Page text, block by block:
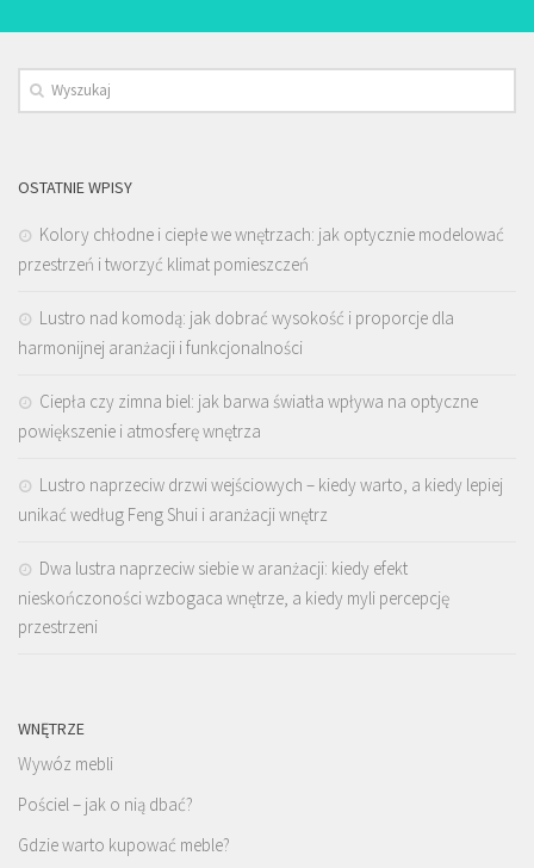
OSTATNIE WPISY
Kolory chłodne i ciepłe we wnętrzach: jak optycznie modelować
przestrzeń i tworzyć klimat pomieszczeń
Lustro nad komodą: jak dobrać wysokość i proporcje dla
harmonijnej aranżacji i funkcjonalności
Ciepła czy zimna biel: jak barwa światła wpływa na optyczne
powiększenie i atmosferę wnętrza
Lustro naprzeciw drzwi wejściowych – kiedy warto, a kiedy lepiej
unikać według Feng Shui i aranżacji wnętrz
Dwa lustra naprzeciw siebie w aranżacji: kiedy efekt
nieskończoności wzbogaca wnętrze, a kiedy myli percepcję
przestrzeni
WNĘTRZE
Wywóz mebli
Pościel – jak o nią dbać?
Gdzie warto kupować meble?